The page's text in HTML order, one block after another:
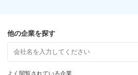
＜月給例＞
■月給37万4000円／チーフドライバー・
■月給33万3000円 ／配送サポーター・30
他の企業を探す
よく閲覧されている企業